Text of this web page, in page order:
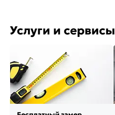
Услуги и сервисы